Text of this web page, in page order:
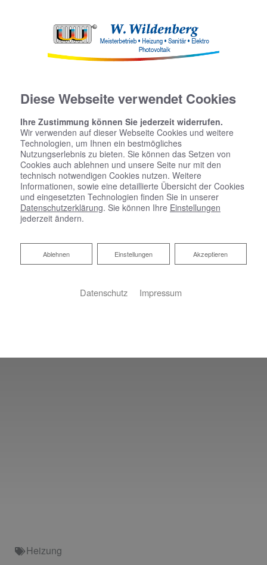
Heizung
Diese Webseite verwendet Cookies
Ihre Zustimmung können Sie jederzeit widerrufen.
Wir verwenden auf dieser Webseite Cookies und weitere
Technologien, um Ihnen ein bestmögliches
Nutzungserlebnis zu bieten. Sie können das Setzen von
Cookies auch ablehnen und unsere Seite nur mit den
technisch notwendigen Cookies nutzen. Weitere
Informationen, sowie eine detaillierte Übersicht der Cookies
und eingesetzten Technologien finden Sie in unserer
Datenschutzerklärung. Sie können Ihre Einstellungen
jederzeit ändern.
Akzeptieren
Einstellungen
Ablehnen
Ablehnen
Datenschutz Impressum